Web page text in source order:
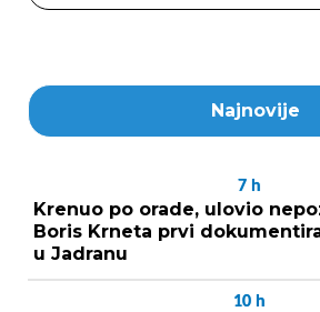
Najnovije
7 h
Krenuo po orade, ulovio
Boris Krneta prvi
u Jadranu
10 h